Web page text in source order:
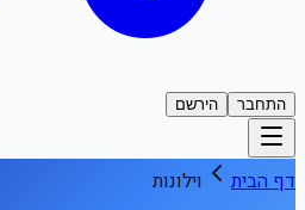
התחבר הירשם
דף הבית וילונות